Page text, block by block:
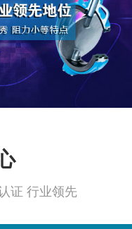
证 行业领先